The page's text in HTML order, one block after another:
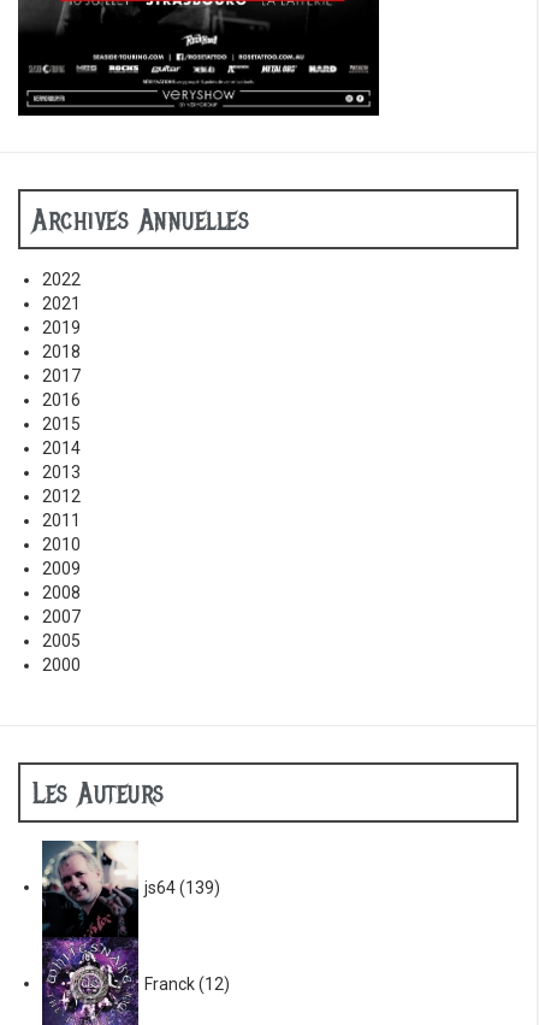
Archives Annuelles
2022
2021
2019
2018
2017
2016
2015
2014
2013
2012
2011
2010
2009
2008
2007
2005
2000
Les Auteurs
js64(139)
Franck(12)